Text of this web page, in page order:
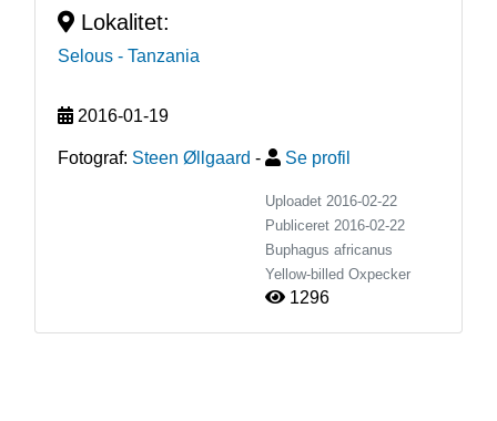
Lokalitet:
Selous - Tanzania
2016-01-19
Fotograf: Steen Øllgaard - Se profil
Uploadet 2016-02-22
Publiceret 2016-02-22
Buphagus africanus
Yellow-billed Oxpecker
1296